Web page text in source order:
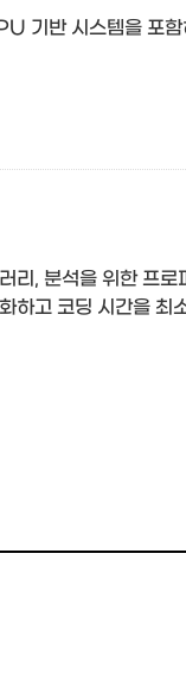
시스템을 포함
, 분석을 위한 프
하고 코딩 시간을 최